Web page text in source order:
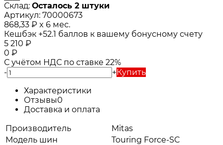
Склад: Осталось 2 штуки
Артикул: 70000673
868,33 ₽ x 6 мес.
Кешбэк +52.1 баллов к вашему бонусному счету
5 210 ₽
0 ₽
С учётом НДС по ставке 22%
-
+Купить
Характеристики
Отзывы0
Доставка и оплата
Производитель
Mitas
Модель шин
Touring Force-SC